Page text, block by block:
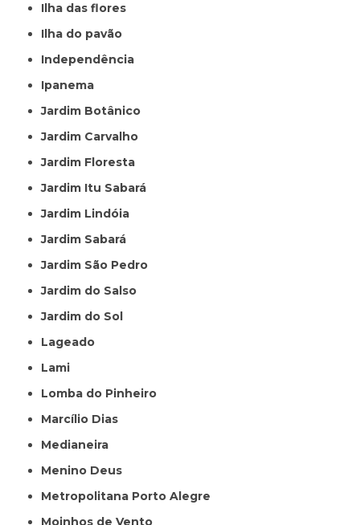
Ilha das flores
Ilha do pavão
Independência
Ipanema
Jardim Botânico
Jardim Carvalho
Jardim Floresta
Jardim Itu Sabará
Jardim Lindóia
Jardim Sabará
Jardim São Pedro
Jardim do Salso
Jardim do Sol
Lageado
Lami
Lomba do Pinheiro
Marcílio Dias
Medianeira
Menino Deus
Metropolitana Porto Alegre
Moinhos de Vento